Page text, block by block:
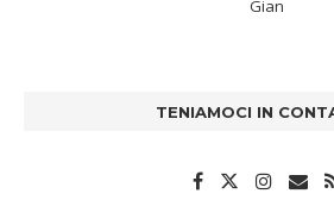
Gian
TENIAMOCI IN